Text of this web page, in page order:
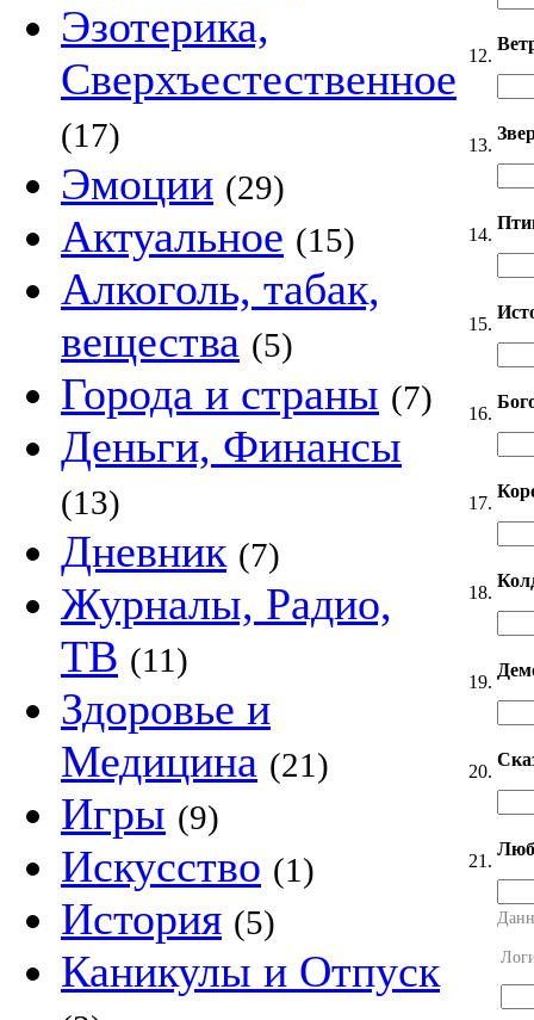
Эзотерика,
Сверхъестественное
(17)
Эмоции (29)
Актуальное (15)
Алкоголь, табак,
вещества (5)
Города и страны (7)
Деньги, Финансы
(13)
Дневник (7)
Журналы, Радио,
ТВ (11)
Здоровье и
Медицина (21)
Игры (9)
Искусство (1)
История (5)
Каникулы и Отпуск
12.
13.
14.
15.
16.
17.
18.
19.
20.
21.